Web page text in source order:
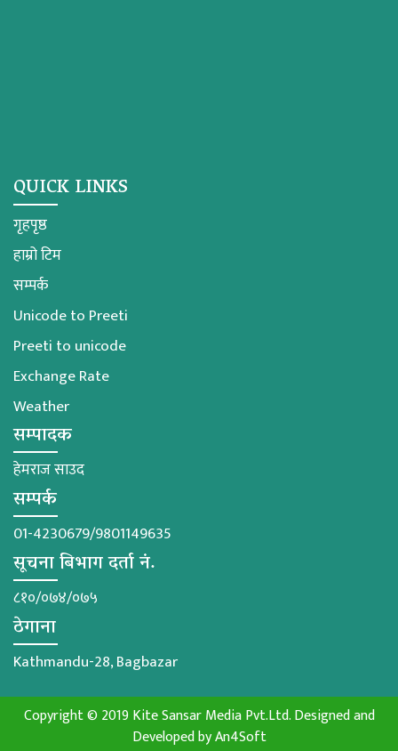
QUICK LINKS
गृहपृष्ठ
हाम्रो टिम
सम्पर्क
Unicode to Preeti
Preeti to unicode
Exchange Rate
Weather
सम्पादक
हेमराज साउद
सम्पर्क
01-4230679/9801149635
सूचना बिभाग दर्ता नं.
८१०/०७४/०७५
ठेगाना
Kathmandu-28, Bagbazar
Copyright © 2019 Kite Sansar Media Pvt.Ltd. Designed and
Developed byAn4Soft